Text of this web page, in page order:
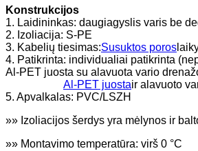
Konstrukcijos
1. Laidininkas: daugiagyslis varis be
2. Izoliacija: S-PE
3. Kabelių tiesimas:Susuktos poros
4. Patikrinta: individualiai patikrinta
Al-PET juosta su alavuota vario
Al-PET juostair alavuoto
5. Apvalkalas: PVC/LSZH
»» Izoliacijos šerdys yra mėlynos ir
»» Montavimo temperatūra: virš 0 °C